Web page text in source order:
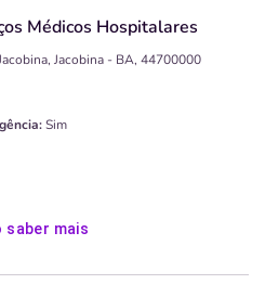
Médicos Hospitalares
Jacobina - BA, 44700000
Sim
saber mais